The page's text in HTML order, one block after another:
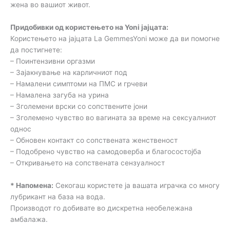
жена во вашиот живот.
Придобивки од користењето на Yoni јајцата:
Користењето на јајцата La GemmesYoni може да ви помогне
да постигнете:
– Поинтензивни оргазми
– Зајакнување на карличниот под
– Намалени симптоми на ПМС и грчеви
– Намалена загуба на урина
– Зголемени врски со сопствените јони
– Зголемено чувство во вагината за време на сексуалниот
однос
– Обновен контакт со сопствената женственост
– Подобрено чувство на самодоверба и благосостојба
– Откривањето на сопствената сензуалност
* Напомена: Секогаш користете ја вашата играчка со многу
лубрикант на база на вода.
Производот го добивате во дискретна необележана
амбалажа.